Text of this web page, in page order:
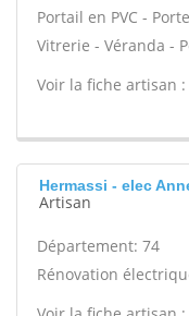
Portail en PVC -
Vitrerie - Véranda -
Voir la fiche artisan :
Hermassi - elec
Artisan
Département: 74
Rénovation